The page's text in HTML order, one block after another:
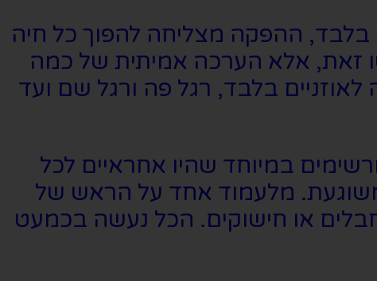
בלבד, ההפקה מצליחה להפוך כל חיה
זאת, אלא הערכה אמיתית של כמה
בלבד, רגל פה ורגל שם ועד
במיוחד שהיו אחראיים לכל
משוגעת. מלעמוד אחד על הראש של
חבלים או חישוקים. הכל נעשה בכמעט